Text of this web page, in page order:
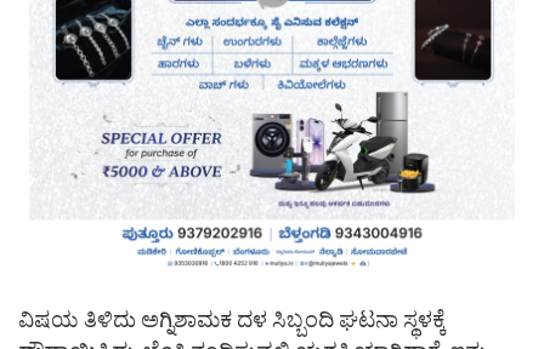
ವಿಷಯ ತಿಳಿದು ಅಗ್ನಿಶಾಮಕ ದಳ ಸಿಬ್ಬಂದಿ ಘಟನಾ ಸ್ಥಳಕ್ಕೆ